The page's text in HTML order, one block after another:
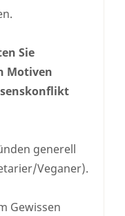
Sie
Motiven
generell
Veganer).
Gewissen